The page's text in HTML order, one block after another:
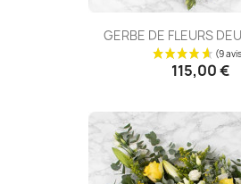
GERBE DE FLEURS
115,00 €